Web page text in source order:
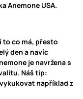
Anemone USA.
to co má, přesto
den a navíc
je navržena s
Náš tip:
například z